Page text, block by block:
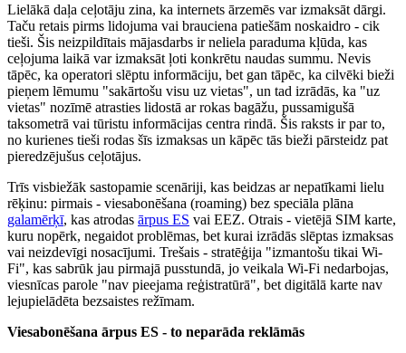
Lielākā daļa ceļotāju zina, ka internets ārzemēs var izmaksāt dārgi.
Taču retais pirms lidojuma vai brauciena patiešām noskaidro - cik
tieši. Šis neizpildītais mājasdarbs ir neliela paraduma kļūda, kas
ceļojuma laikā var izmaksāt ļoti konkrētu naudas summu. Nevis
tāpēc, ka operatori slēptu informāciju, bet gan tāpēc, ka cilvēki bieži
pieņem lēmumu "sakārtošu visu uz vietas", un tad izrādās, ka "uz
vietas" nozīmē atrasties lidostā ar rokas bagāžu, pussamigušā
taksometrā vai tūristu informācijas centra rindā. Šis raksts ir par to,
no kurienes tieši rodas šīs izmaksas un kāpēc tās bieži pārsteidz pat
pieredzējušus ceļotājus.
Trīs visbiežāk sastopamie scenāriji, kas beidzas ar nepatīkami lielu
rēķinu: pirmais - viesabonēšana (roaming) bez speciāla plāna
galamērķī, kas atrodas ārpus ES vai EEZ. Otrais - vietējā SIM karte,
kuru nopērk, negaidot problēmas, bet kurai izrādās slēptas izmaksas
vai neizdevīgi nosacījumi. Trešais - stratēģija "izmantošu tikai Wi-
Fi", kas sabrūk jau pirmajā pusstundā, jo veikala Wi-Fi nedarbojas,
viesnīcas parole "nav pieejama reģistratūrā", bet digitālā karte nav
lejupielādēta bezsaistes režīmam.
Viesabonēšana ārpus ES - to neparāda reklāmās